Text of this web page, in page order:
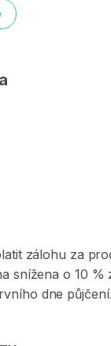
zálohu za
snížena o 10
dne půjčení.